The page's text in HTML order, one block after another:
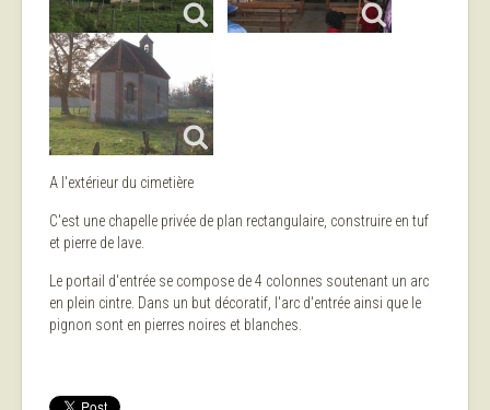
A l'extérieur du cimetière
C'est une chapelle privée de plan rectangulaire, construire en tuf
et pierre de lave.
Le portail d'entrée se compose de 4 colonnes soutenant un arc
en plein cintre. Dans un but décoratif, l'arc d'entrée ainsi que le
pignon sont en pierres noires et blanches.